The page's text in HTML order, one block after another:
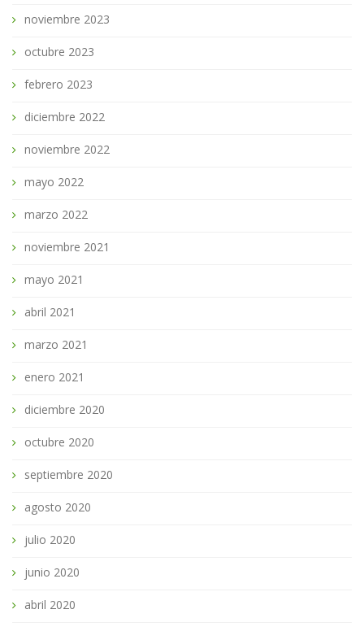
noviembre 2023
octubre 2023
febrero 2023
diciembre 2022
noviembre 2022
mayo 2022
marzo 2022
noviembre 2021
mayo 2021
abril 2021
marzo 2021
enero 2021
diciembre 2020
octubre 2020
septiembre 2020
agosto 2020
julio 2020
junio 2020
abril 2020